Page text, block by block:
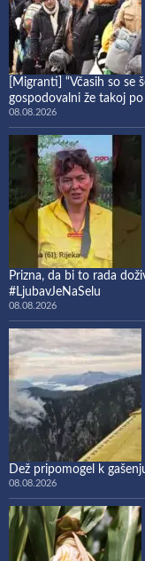
[Migranti] “Včasih so se
gospodovalni že takoj po
08.08.2026
Prizna, da bi to rada
#LjubavJeNaSelu
08.08.2026
Dež pripomogel k
08.08.2026